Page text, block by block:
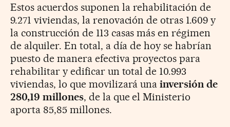
Estos acuerdos suponen la rehabilitación de
9.271 viviendas, la renovación de otras 1.609 y
la construcción de 113 casas más en régimen
de alquiler. En total, a día de hoy se habrían
puesto de manera efectiva proyectos para
rehabilitar y edificar un total de 10.993
viviendas, lo que movilizará unainversión de
280,19 millones, de la que el Ministerio
aporta 85,85 millones.